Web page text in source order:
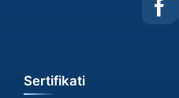
Sertifikati